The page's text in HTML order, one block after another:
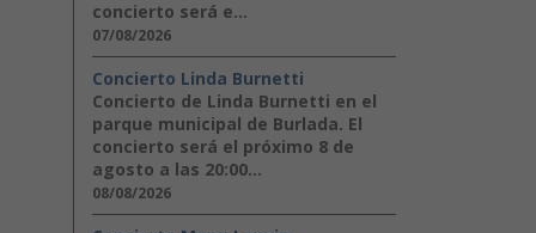
concierto será e...
07/08/2026
Concierto Linda Burnetti
Concierto de Linda Burnetti en el
parque municipal de Burlada. El
concierto será el próximo 8 de
agosto a las 20:00...
08/08/2026